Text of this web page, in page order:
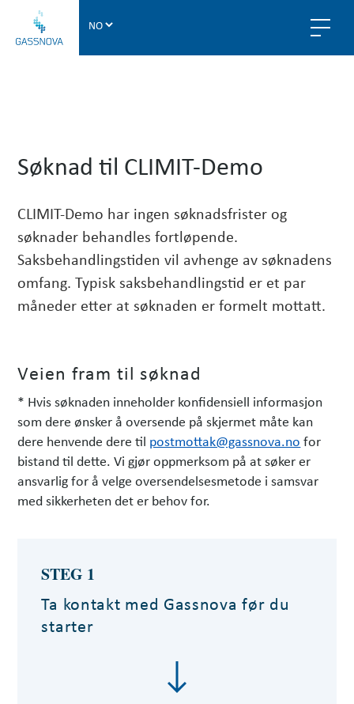
a
k
n
a
d
t
i
C
L
I
M
I
T
Søknad til CLIMIT-Demo
CLIMIT-Demo har ingen søknadsfrister og
søknader behandles fortløpende.
Saksbehandlingstiden vil avhenge av søknadens
omfang. Typisk saksbehandlingstid er et par
måneder etter at søknaden er formelt mottatt.
Veien fram til søknad
* Hvis søknaden inneholder konfidensiell informasjon
som dere ønsker å oversende på skjermet måte kan
dere henvende dere til postmottak@gassnova.no for
bistand til dette. Vi gjør oppmerksom på at søker er
ansvarlig for å velge oversendelsesmetode i samsvar
med sikkerheten det er behov for.
STEG 1
Ta kontakt med Gassnova før du
starter